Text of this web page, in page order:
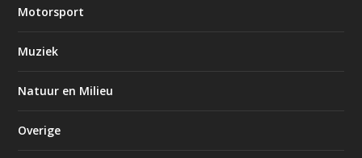
Motorsport
Muziek
Natuur en Milieu
Overige